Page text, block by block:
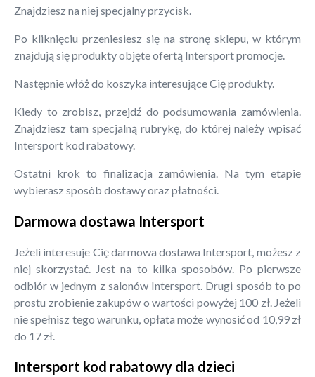
Znajdziesz na niej specjalny przycisk.
Po kliknięciu przeniesiesz się na stronę sklepu, w którym
znajdują się produkty objęte ofertą Intersport promocje.
Następnie włóż do koszyka interesujące Cię produkty.
Kiedy to zrobisz, przejdź do podsumowania zamówienia.
Znajdziesz tam specjalną rubrykę, do której należy wpisać
Intersport kod rabatowy.
Ostatni krok to finalizacja zamówienia. Na tym etapie
wybierasz sposób dostawy oraz płatności.
Darmowa dostawa Intersport
Jeżeli interesuje Cię darmowa dostawa Intersport, możesz z
niej skorzystać. Jest na to kilka sposobów. Po pierwsze
odbiór w jednym z salonów Intersport. Drugi sposób to po
prostu zrobienie zakupów o wartości powyżej 100 zł. Jeżeli
nie spełnisz tego warunku, opłata może wynosić od 10,99 zł
do 17 zł.
Intersport kod rabatowy dla dzieci